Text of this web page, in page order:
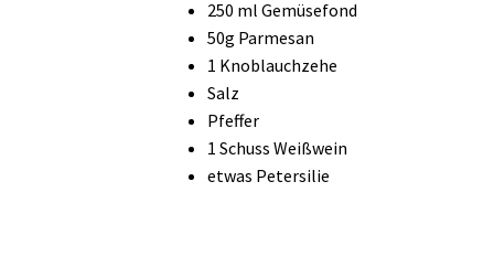
250 ml Gemüsefond
50g Parmesan
1 Knoblauchzehe
Salz
Pfeffer
1 Schuss Weißwein
etwas Petersilie